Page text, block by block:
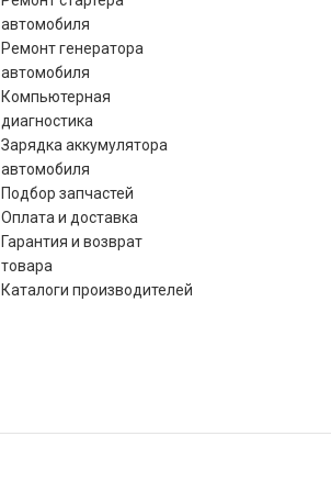
автомобиля
Ремонт генератора
автомобиля
Компьютерная
диагностика
Зарядка аккумулятора
автомобиля
Подбор запчастей
Оплата и доставка
Гарантия и возврат
товара
Каталоги производителей